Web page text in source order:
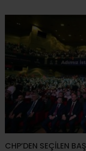
CHP’DEN SEÇİLEN